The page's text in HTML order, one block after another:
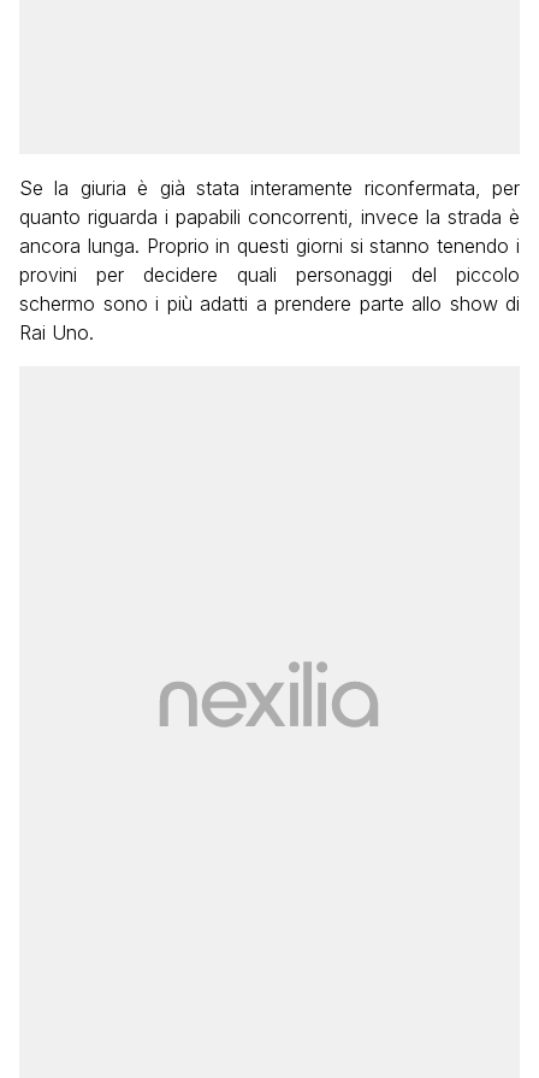
Se la giuria è già stata interamente riconfermata, per
quanto riguarda i papabili concorrenti, invece la strada è
ancora lunga. Proprio in questi giorni si stanno tenendo i
provini per decidere quali personaggi del piccolo
schermo sono i più adatti a prendere parte allo show di
Rai Uno.